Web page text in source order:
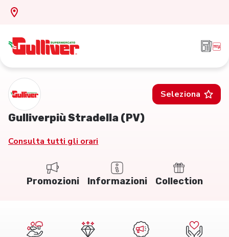
Seleziona
Gulliverpiù Stradella (PV)
Consulta tutti gli orari
Promozioni Informazioni Collection